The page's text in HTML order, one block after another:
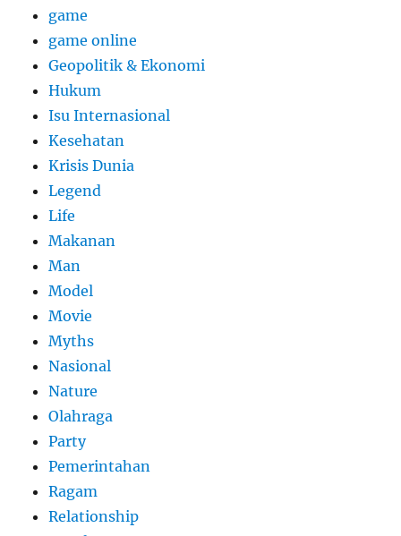
game
game online
Geopolitik & Ekonomi
Hukum
Isu Internasional
Kesehatan
Krisis Dunia
Legend
Life
Makanan
Man
Model
Movie
Myths
Nasional
Nature
Olahraga
Party
Pemerintahan
Ragam
Relationship